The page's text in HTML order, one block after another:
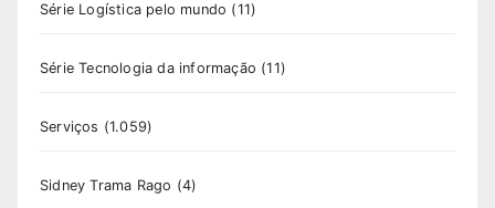
Série Logística pelo mundo (11)
Série Tecnologia da informação (11)
Serviços (1.059)
Sidney Trama Rago (4)